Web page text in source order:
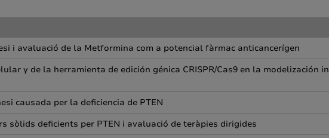
i avaluació de la Metformina com a potencial fàrmac anticancerígen
y de la herramienta de edición génica CRISPR/Cas9 en la modelización in
causada per la deficiencia de PTEN
sòlids deficients per PTEN i avaluació de teràpies dirigides